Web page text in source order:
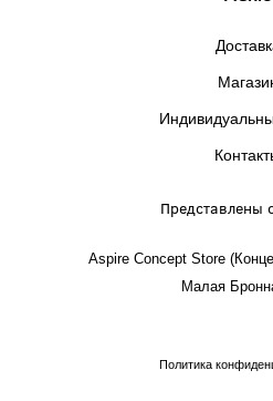
Представлены
Aspire Concept Store
Малая
Политика